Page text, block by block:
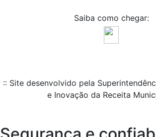
Saiba como chegar:
:: Site desenvolvido pela
e Inovação da Receita